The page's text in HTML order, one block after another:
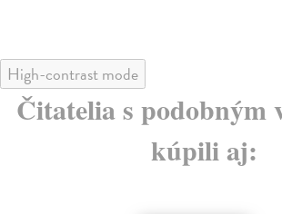
High-contrast mode
Čitatelia s podobným
kúpili aj: